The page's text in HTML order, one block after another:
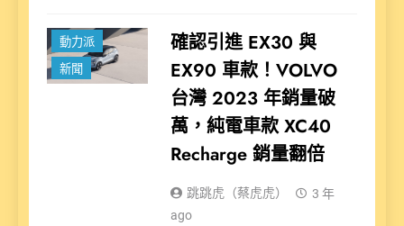
動力派
新聞
確認引進 EX30 與
EX90 車款！VOLVO
台灣 2023 年銷量破
萬，純電車款 XC40
Recharge 銷量翻倍
跳跳虎（蔡虎虎）
3 年
ago